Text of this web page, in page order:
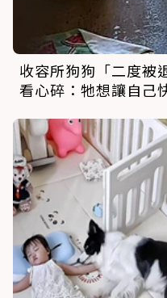
收容所狗狗「二度被
看心碎：牠想讓自己